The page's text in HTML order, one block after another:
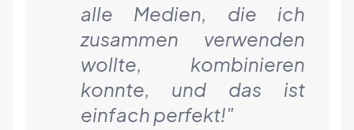
alle Medien, die ich
zusammen verwenden
wollte, kombinieren
konnte, und das ist
einfach perfekt!"